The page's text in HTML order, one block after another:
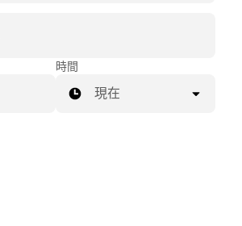
時間
現在